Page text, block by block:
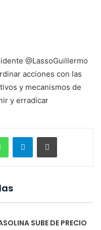
@LassoGuillermo
acciones con las
y mecanismos de
y erradicar
WhatsAppTelegramImprimir
SUBE DE PRECIO